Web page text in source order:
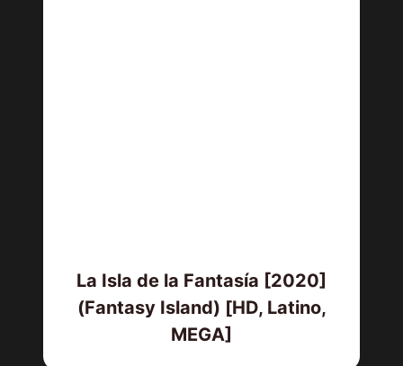
La Isla de la Fantasía [2020]
(Fantasy Island) [HD, Latino,
MEGA]